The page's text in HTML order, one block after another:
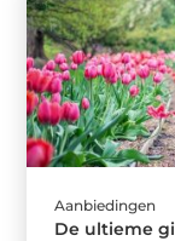
Aanbiedingen
De ultieme